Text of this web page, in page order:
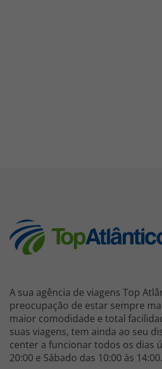
A sua agência de viagens Top
preocupação de estar sempre
maior comodidade e total
suas viagens, tem ainda ao seu
center a funcionar todos os dias
20:00 e Sábado das 10:00 às 14:00.